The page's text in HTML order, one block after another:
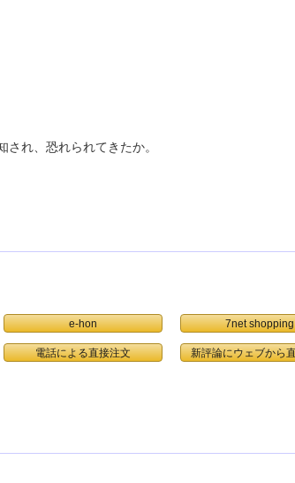
れ、恐れられてきたか。
e-hon 7net shopping
電話による直接注文